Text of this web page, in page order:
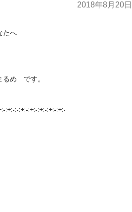
2018年8月20日
たへ
め です。
:+:-:-:+:-:+:-:+:-:+:-:+:-